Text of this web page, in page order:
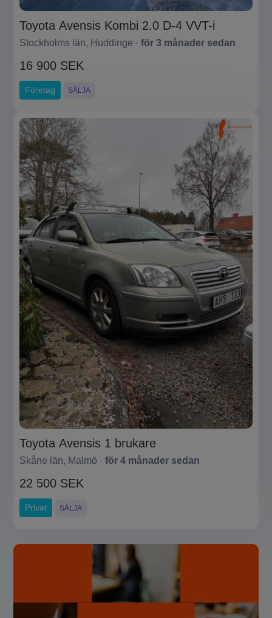
Toyota Avensis Kombi 2.0 D-4 VVT-i
Stockholms län, Huddinge · för 3 månader sedan
16 900 SEK
Företag SÄLJA
Toyota Avensis 1 brukare
Skåne län, Malmö · för 4 månader sedan
22 500 SEK
Privat SÄLJA